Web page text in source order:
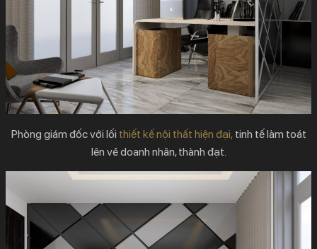
Phòng giám đốc với lối thiết kế nội thất hiện đại,tinh tế làm toát
lên vẻ doanh nhân, thành đạt.